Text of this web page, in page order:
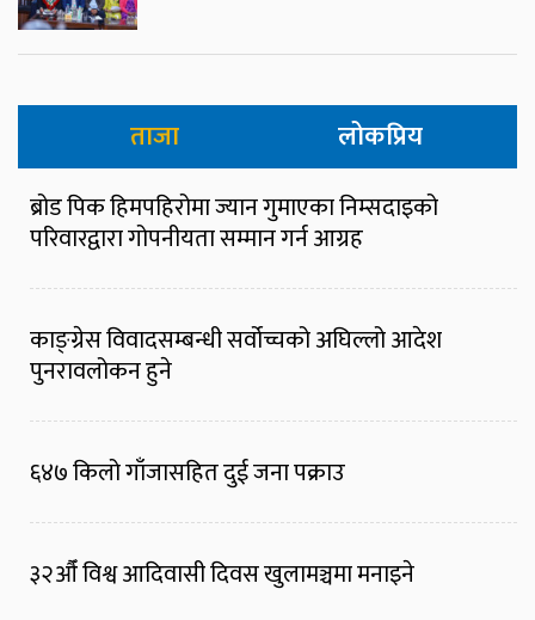
ताजा लोकप्रिय
ब्रोड पिक हिमपहिरोमा ज्यान गुमाएका निम्सदाइको
परिवारद्वारा गोपनीयता सम्मान गर्न आग्रह
काङ्ग्रेस विवादसम्बन्धी सर्वोच्चको अघिल्लो आदेश
पुनरावलोकन हुने
६४७ किलो गाँजासहित दुई जना पक्राउ
३२औँ विश्व आदिवासी दिवस खुलामञ्चमा मनाइने